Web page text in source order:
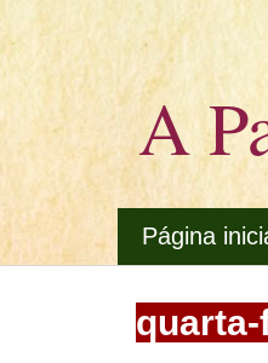
A
Página
quarta-